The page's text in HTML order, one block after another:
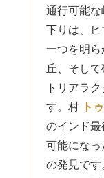
通行可能
下りは、
一つを明
丘、そし
トリアラ
す。村 ト
のインド
可能にな
の発見で